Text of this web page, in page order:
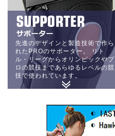
先進のデザインと製造技術で作ら
れたPROのサポーター。 リト
ル・リーグからオリンピックやプ
ロの競技まであらゆるレベルの競
技で使われています。